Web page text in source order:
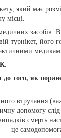
який має
місці.
засобів.
турнікет,
того, як
втручання
допомогу
смерть
це